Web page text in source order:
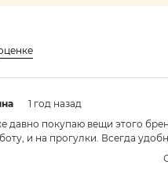
1 год назад
давно покупаю вещи этого
и на прогулки. Всегда